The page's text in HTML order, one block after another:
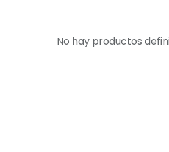
No hay productos